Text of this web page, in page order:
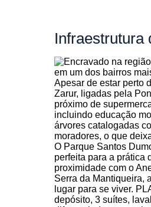
Infraestrutura